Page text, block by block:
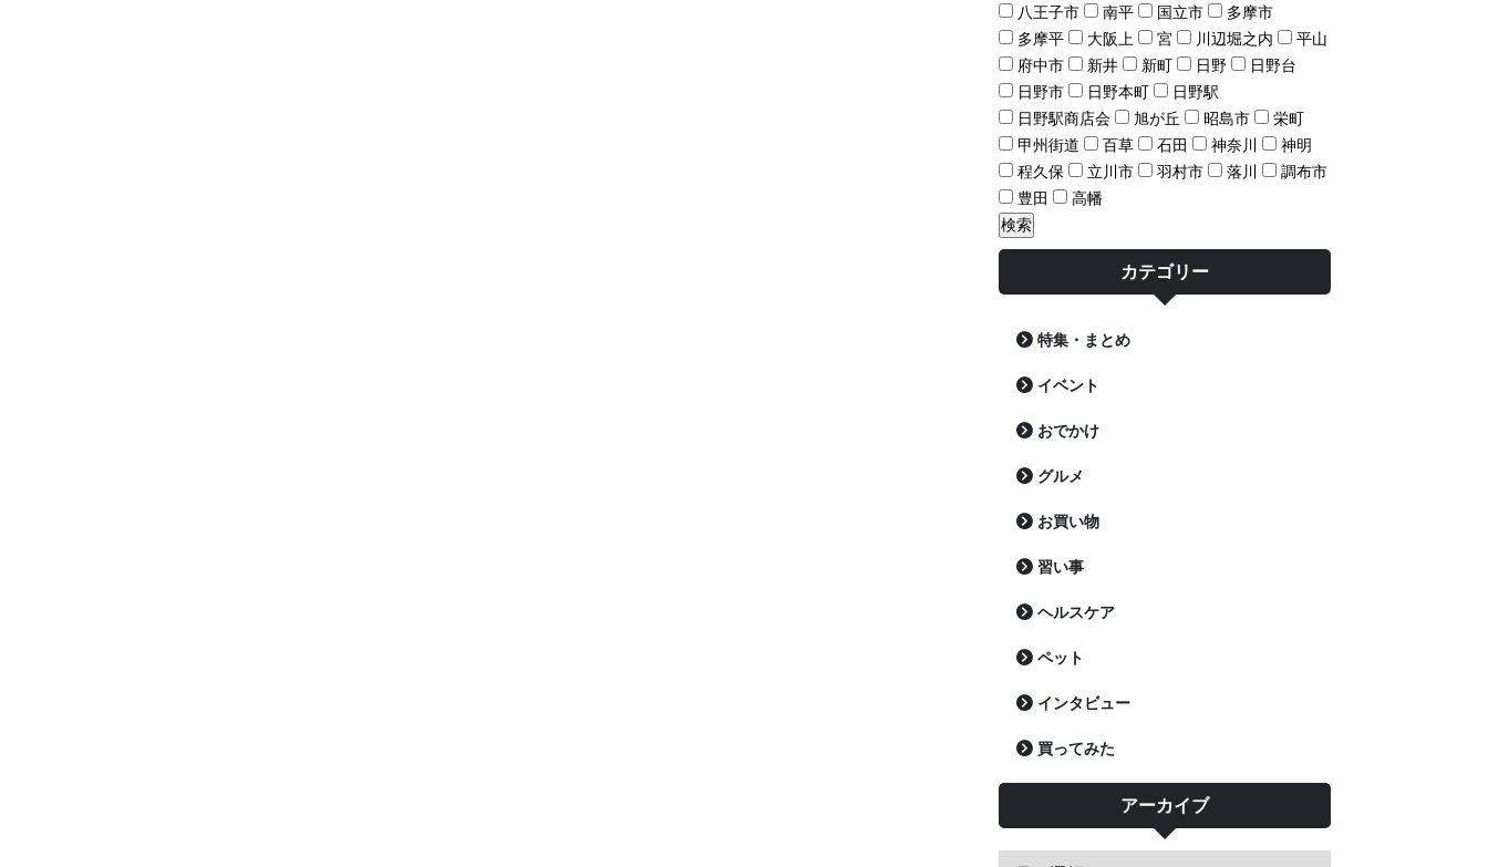
八王子市
南平 国立市
多摩市
多摩平
大阪上 宮 川辺堀之内
平山
府中市
新井 新町 日野
日野台
日野市
日野本町
日野駅
日野駅商店会
旭が丘 昭島市
栄町
甲州街道
百草 石田 神奈川
神明
程久保
立川市 羽村市 落川
調布市
豊田
高幡
カテゴリー
特集・まとめ
イベント
おでかけ
グルメ
お買い物
習い事
ヘルスケア
ペット
インタビュー
買ってみた
アーカイブ